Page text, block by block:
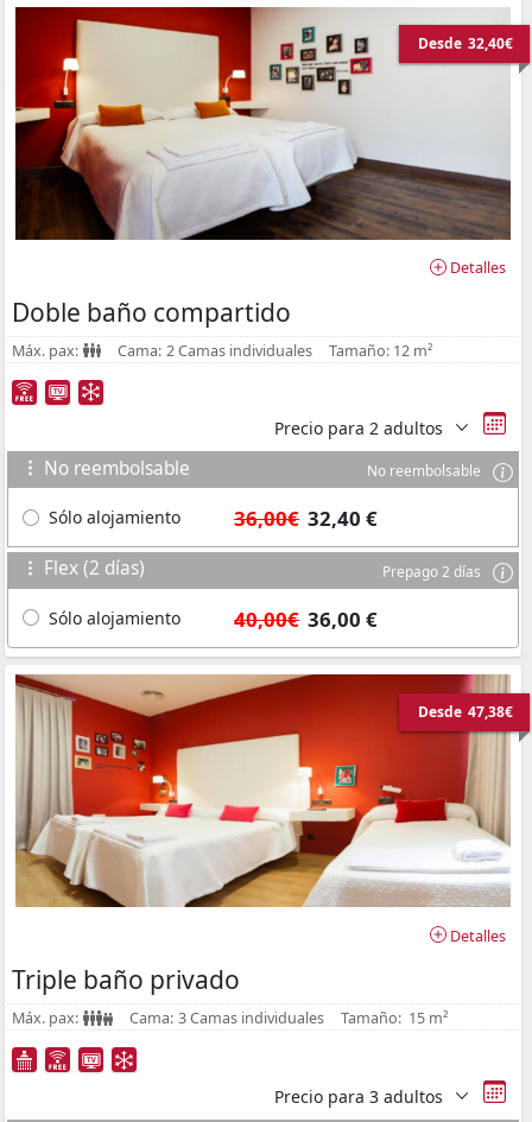
Desde 32,40€
Detalles
Doble baño compartido
Máx. pax: Cama: 2 Camas individuales Tamaño: 12 m²
Precio para 2 adultos
No reembolsable No reembolsable
Sólo alojamiento 36,00€ 32,40 €
Flex (2 días) Prepago 2 días
Sólo alojamiento 40,00€ 36,00 €
Desde 47,38€
Detalles
Triple baño privado
Máx. pax: Cama: 3 Camas individuales Tamaño: 15 m²
Precio para 3 adultos